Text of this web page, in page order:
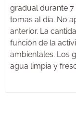
gradual durante 7
tomas al día. No
anterior. La
función de la
ambientales. Los
agua limpia y